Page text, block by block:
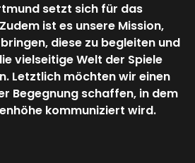
setzt sich für das
ist es unsere Mission,
diese zu begleiten und
vielseitige Welt der Spiele
Letztlich möchten wir einen
Begegnung schaffen, in dem
kommuniziert wird.